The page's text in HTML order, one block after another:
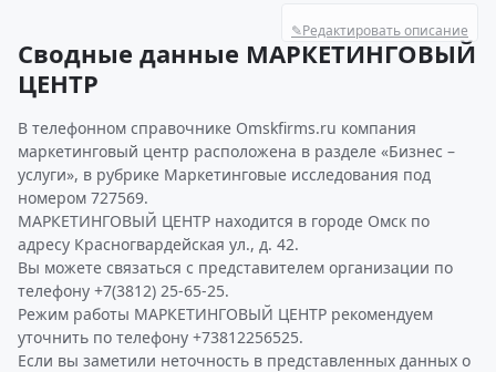
✎Редактировать описание
Сводные данные МАРКЕТИНГОВЫЙ
ЦЕНТР
В телефонном справочнике Omskfirms.ru компания
маркетинговый центр расположена в разделе «Бизнес –
услуги», в рубрике Маркетинговые исследования под
номером 727569.
МАРКЕТИНГОВЫЙ ЦЕНТР находится в городе Омск по
адресу Красногвардейская ул., д. 42.
Вы можете связаться с представителем организации по
телефону +7(3812) 25-65-25.
Режим работы МАРКЕТИНГОВЫЙ ЦЕНТР рекомендуем
уточнить по телефону +73812256525.
Если вы заметили неточность в представленных данных о